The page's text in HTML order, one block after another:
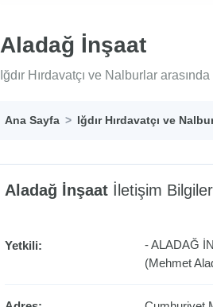
Aladağ İnşaat
Iğdır Hırdavatçı ve Nalburlar
Ana Sayfa Iğdır Hırdavatçı ve
Aladağ İnşaat İletişim
Yetkili:
- ALADAĞ
(Mehmet